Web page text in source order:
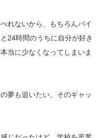
れないから、もちろんバイ
24時間のうちに自分が好き
当に少なくなってしまいま
夢も追いたい、そのギャッ